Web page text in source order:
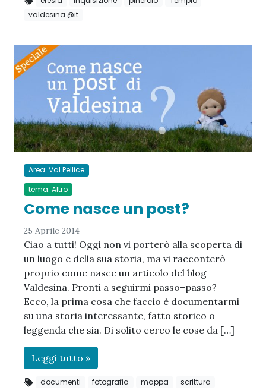
valdesina @it
Area: Val Pellice
tema: Altro
Come nasce un post?
25 Aprile 2014
Ciao a tutti! Oggi non vi porterò alla scoperta di
un luogo e della sua storia, ma vi racconterò
proprio come nasce un articolo del blog
Valdesina. Pronti a seguirmi passo–passo?
Ecco, la prima cosa che faccio è documentarmi
su una storia interessante, fatto storico o
leggenda che sia. Di solito cerco le cose da […]
Leggi tutto »
documenti fotografia mappa
scrittura